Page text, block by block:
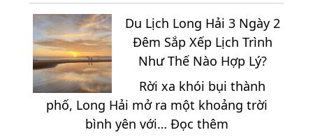
1
Đêm
Trọn
Bộ
Địa
Điểm
Du
Lịch
Nổi
Bật
Du Lịch Long Hải 3 Ngày 2
Đêm Sắp Xếp Lịch Trình
Như Thế Nào Hợp Lý?
Rời xa khói bụi thành
phố, Long Hải mở ra một khoảng trời
bình yên với… Đọc thêm: